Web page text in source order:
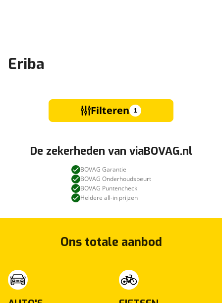
Eriba
Filteren 1
De zekerheden van viaBOVAG.nl
BOVAG Garantie
BOVAG Onderhoudsbeurt
BOVAG Puntencheck
Heldere all-in prijzen
Ons totale aanbod